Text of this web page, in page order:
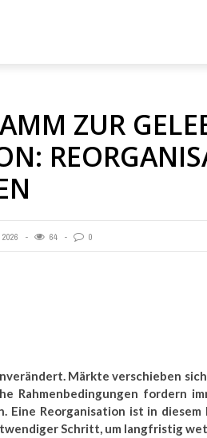
ZUR
64 0
Märkte verschieben
Rahmenbedingungen fordern
Eine Reorganisation ist in
Schritt, um langfristig